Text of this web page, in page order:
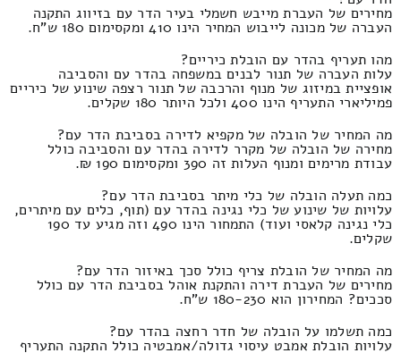
מחירים של העברת מייבש חשמלי בעיר הדר עם בזיווג התקנה
העברה של מכונה לייבוש המחיר הינו 410 ומקסימום 180 ש"ח.
מהו תעריף בהדר עם הובלת כיריים?
עלות העברה של תנור לבנים במשפחה בהדר עם והסביבה
אופציית במיזוג של מנוף והרכבה של תנור רצפה שינוע של כיריים
פמיליארי התעריף הינו 400 ולכל היותר 180 שקלים.
מה המחיר של הובלה של מקפיא לדירה בסביבת הדר עם?
מחירה של הובלה של מקרר לדירה בהדר עם והסביבה כולל
עבודת מרימים ומנוף העלות זה 390 ומקסימום 190 ₪.
כמה תעלה הובלה של כלי מיתר בסביבת הדר עם?
עלויות של שינוע של כלי נגינה בהדר עם (תוף, כלים עם מיתרים,
כלי נגינה קלאסי ועוד) התמחור הינו 490 וזה מגיע עד 190
שקלים.
מה המחיר של הובלת צריף כולל סכך באיזור הדר עם?
מחירים של העברת דירה והתקנת אוהל בסביבת הדר עם כולל
סככים? המחירון הוא 180-230 ש"ח.
כמה תשלמו על הובלה של חדר רחצה בהדר עם?
עלויות הובלת אמבט עיסוי גדולה/אמבטיה כולל התקנה התעריף